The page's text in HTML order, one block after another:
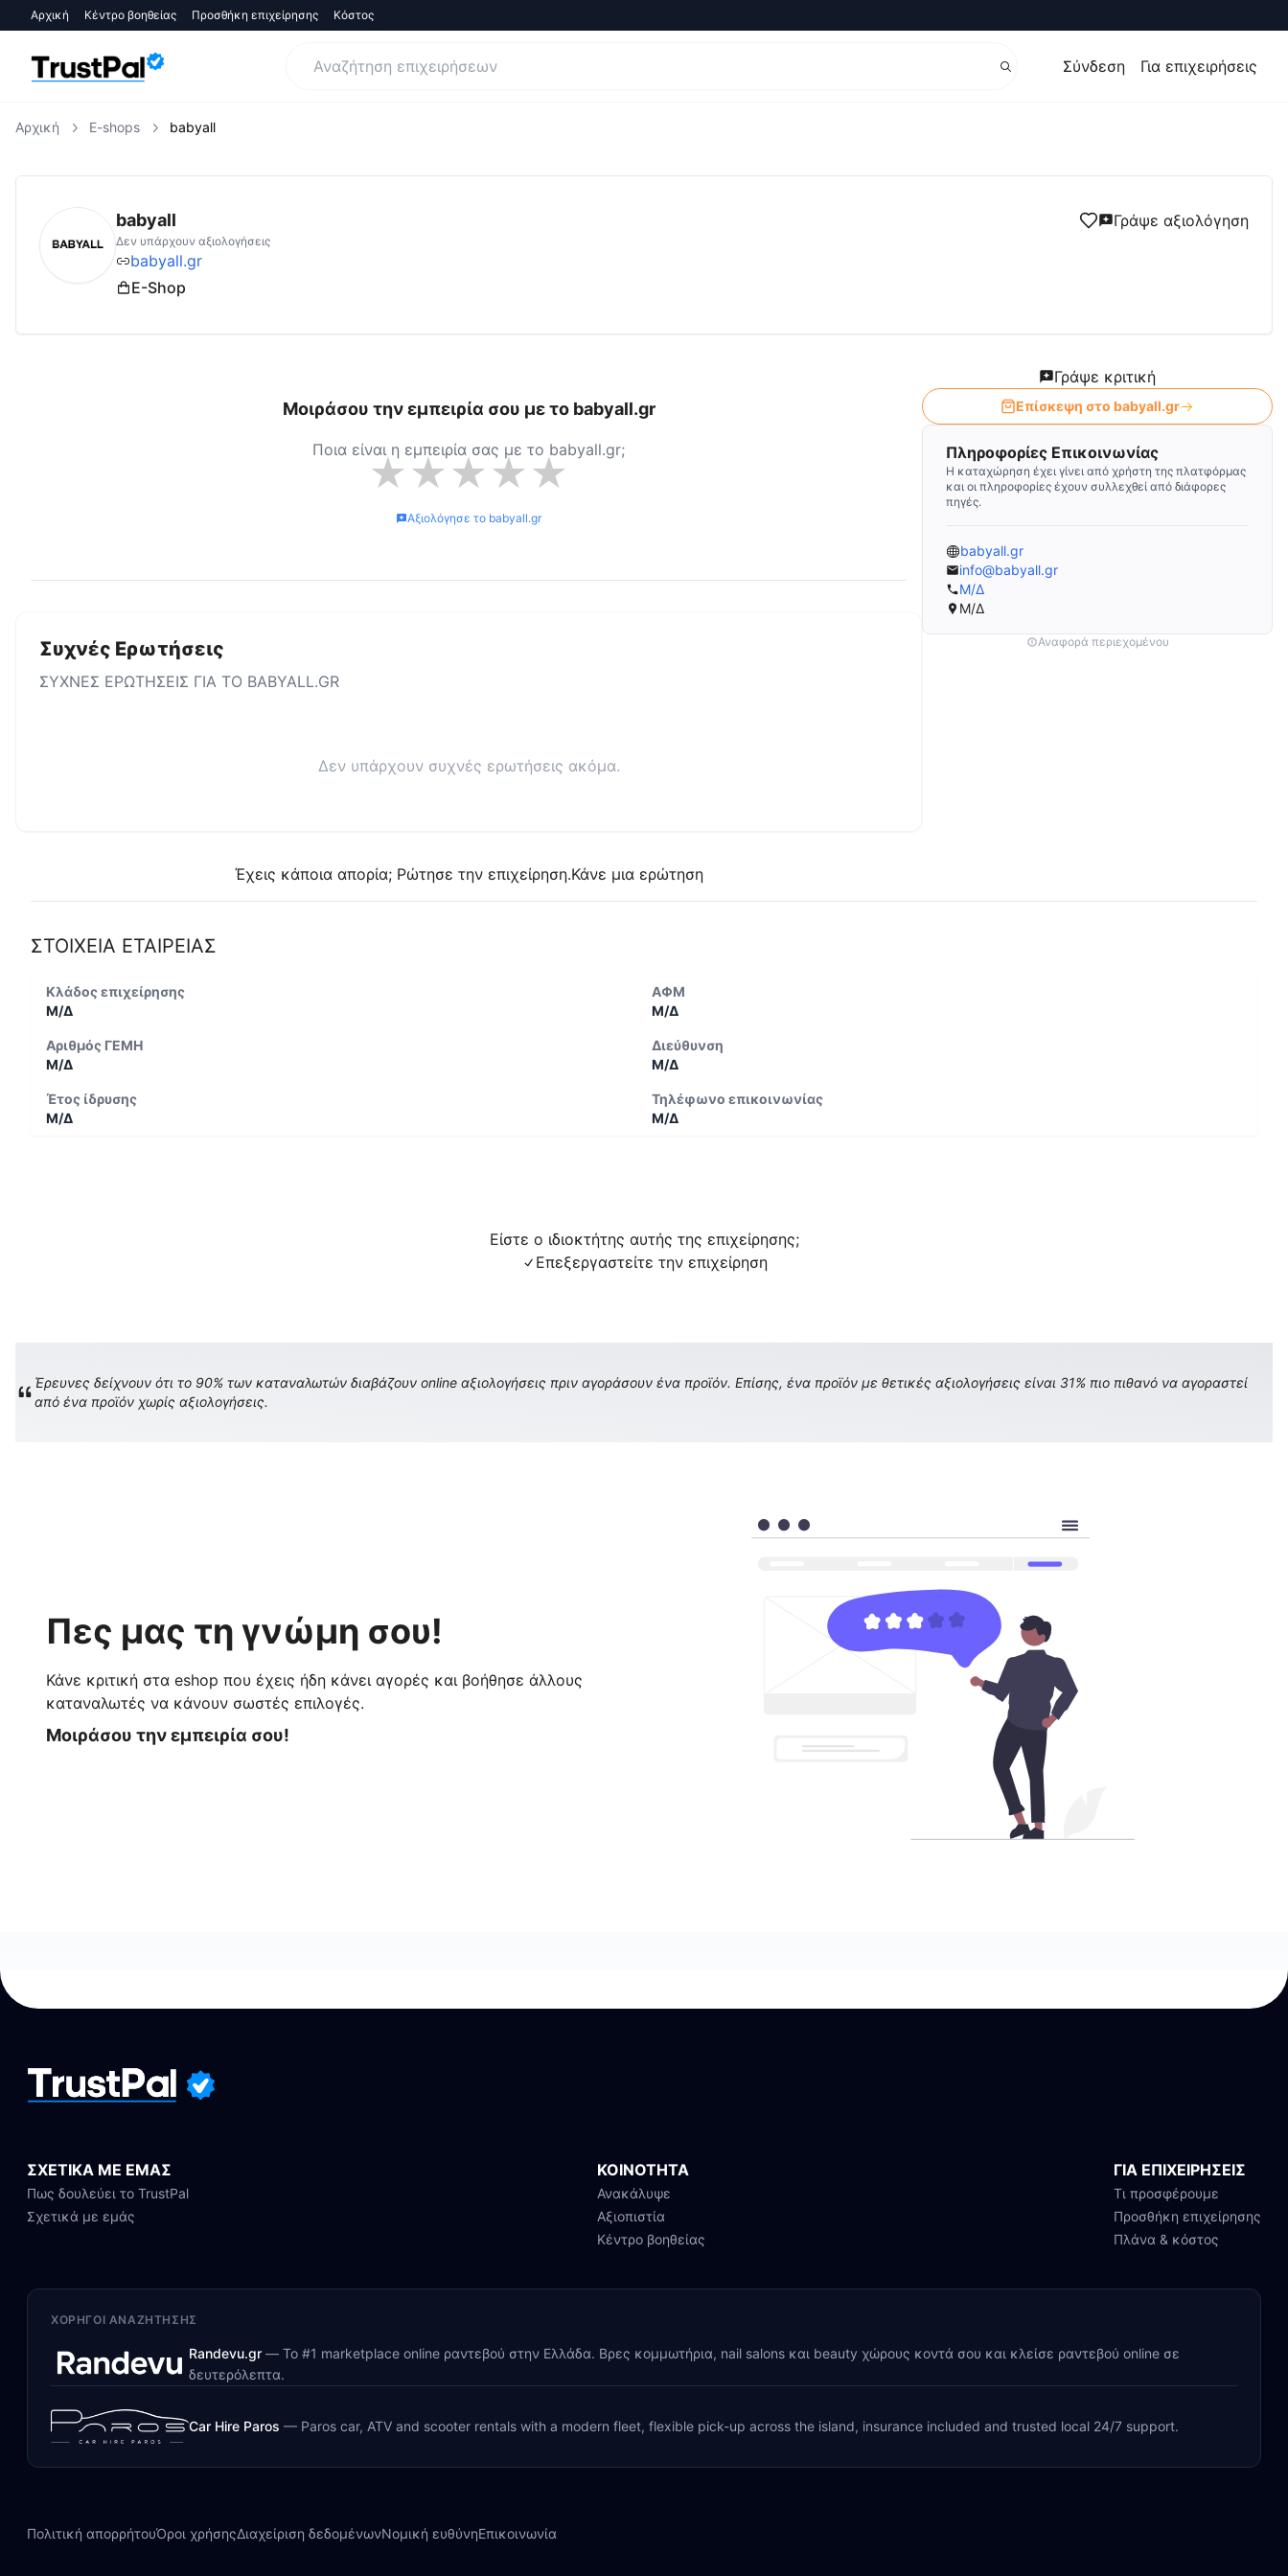
Αρχική Κέντρο βοηθείας Προσθήκη επιχείρησης Κόστος
Σύνδεση Για επιχειρήσεις
Αρχική E-shops babyall
babyall.gr
babyall Γράψε αξιολόγηση
Δεν υπάρχουν αξιολογήσεις
babyall.gr
E-Shop
Μοιράσου την εμπειρία σου με το babyall.gr
Ποια είναι η εμπειρία σας με το babyall.gr;
★★★★★
Αξιολόγησε το babyall.gr
Συχνές Ερωτήσεις
ΣΥΧΝΕΣ ΕΡΩΤΗΣΕΙΣ ΓΙΑ ΤΟ BABYALL.GR
Δεν υπάρχουν συχνές ερωτήσεις ακόμα.
Έχεις κάποια απορία; Ρώτησε την επιχείρηση.Κάνε μια ερώτηση
Γράψε κριτική
Επίσκεψη στο babyall.gr
Πληροφορίες Επικοινωνίας
Η καταχώρηση έχει γίνει από χρήστη της πλατφόρμας
και οι πληροφορίες έχουν συλλεχθεί από διάφορες
πηγές.
babyall.gr
info@babyall.gr
Μ/Δ
Μ/Δ
Αναφορά περιεχομένου
ΣΤΟΙΧΕΙΑ ΕΤΑΙΡΕΙΑΣ
Κλάδος επιχείρησης
Μ/Δ
ΑΦΜ
Μ/Δ
Αριθμός ΓΕΜΗ
Μ/Δ
Διεύθυνση
Μ/Δ
Έτος ίδρυσης
Μ/Δ
Τηλέφωνο επικοινωνίας
Μ/Δ
Είστε ο ιδιοκτήτης αυτής της επιχείρησης;
Επεξεργαστείτε την επιχείρηση
Έρευνες δείχνουν ότι το 90% των καταναλωτών διαβάζουν online αξιολογήσεις πριν αγοράσουν ένα προϊόν. Επίσης, ένα προϊόν με θετικές αξιολογήσεις είναι 31% πιο πιθανό να αγοραστεί
από ένα προϊόν χωρίς αξιολογήσεις.
Πες μας τη γνώμη σου!
Κάνε κριτική στα eshop που έχεις ήδη κάνει αγορές και βοήθησε άλλους
καταναλωτές να κάνουν σωστές επιλογές.
Μοιράσου την εμπειρία σου!
ΣΧΕΤΙΚΑ ΜΕ ΕΜΑΣ
Πως δουλεύει το TrustPal
Σχετικά με εμάς
ΚΟΙΝΟΤΗΤΑ
Ανακάλυψε
Αξιοπιστία
Κέντρο βοηθείας
ΓΙΑ ΕΠΙΧΕΙΡΗΣΕΙΣ
Τι προσφέρουμε
Προσθήκη επιχείρησης
Πλάνα & κόστος
ΧΟΡΗΓΟΊ ΑΝΑΖΉΤΗΣΗΣ
Randevu.gr — Το #1 marketplace online ραντεβού στην Ελλάδα. Βρες κομμωτήρια, nail salons και beauty χώρους κοντά σου και κλείσε ραντεβού online σε
δευτερόλεπτα.
Car Hire Paros — Paros car, ATV and scooter rentals with a modern fleet, flexible pick-up across the island, insurance included and trusted local 24/7 support.
Πολιτική απορρήτουΌροι χρήσηςΔιαχείριση δεδομένωνΝομική ευθύνηΕπικοινωνία